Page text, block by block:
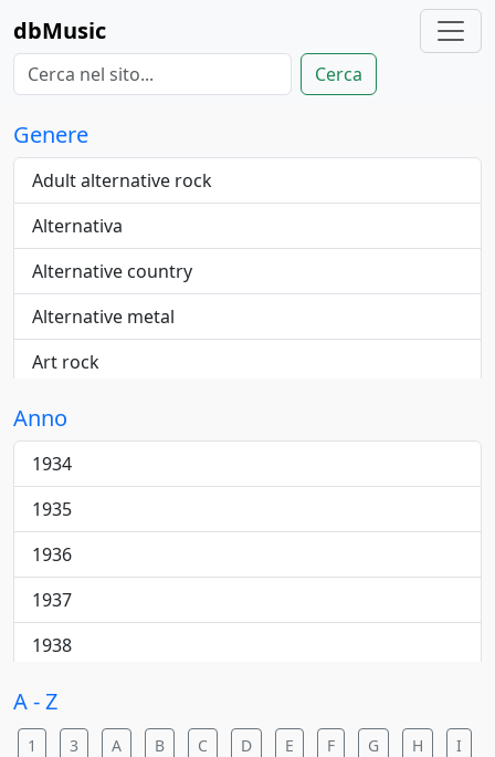
dbMusic
Cerca
Genere
Adult alternative rock
Alternativa
Alternative country
Alternative metal
Art rock
Blues
Cantautore
College rock
Country
Country pop
Dance
Anno
1934
1935
1936
1937
1938
1940
1941
A - Z
1 3 A B C D E F G H I